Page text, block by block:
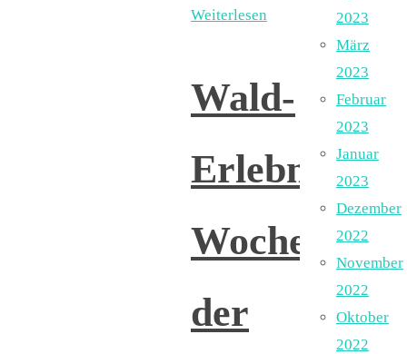
Weiterlesen
Wald-
Erlebnis-
Woche
der
2023
März
2023
Februar
2023
Januar
2023
Dezember
2022
November
2022
Oktober
2022